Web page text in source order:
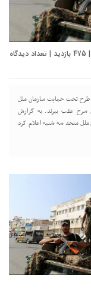
شناسه خبر : 3790 | تاریخ انتشار : 20 فوریه 2019 - 8:08 | 475 بازدید | تعداد دیدگاه
تحت حمایت سازمان ملل
سرخ عقب ببرند. به گزارش
ملل متحد سه شنبه اعلام کرد